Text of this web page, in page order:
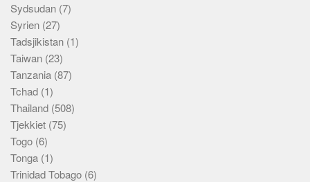
Sydsudan (7)
Syrien (27)
Tadsjikistan (1)
Taiwan (23)
Tanzania (87)
Tchad (1)
Thailand (508)
Tjekkiet (75)
Togo (6)
Tonga (1)
Trinidad Tobago (6)